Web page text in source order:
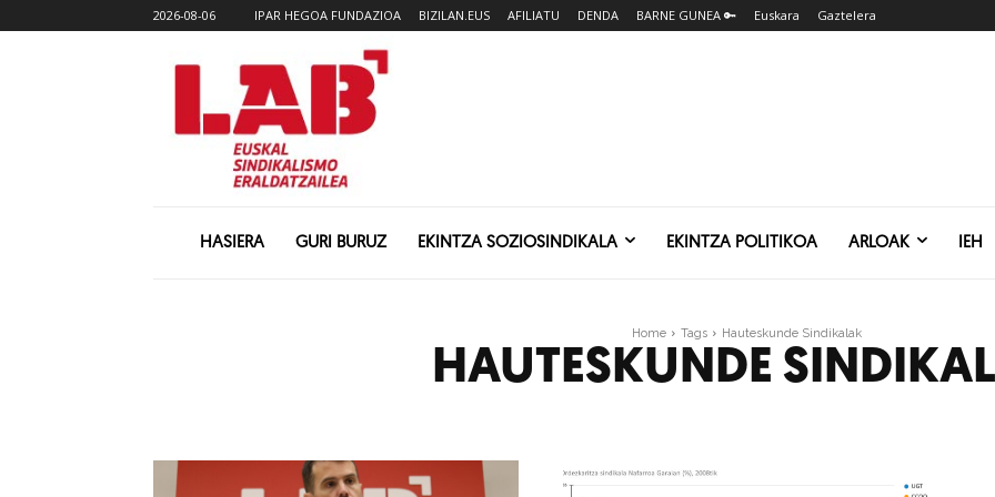
2026-08-06 IPAR HEGOA FUNDAZIOA BIZILAN.EUS AFILIATU DENDA BARNE GUNEA 🔑 Euskara Gaztelera
HASIERA GURI BURUZ EKINTZA SOZIOSINDIKALA EKINTZA POLITIKOA ARLOAK IEH
Home Tags Hauteskunde Sindikalak
HAUTESKUNDE